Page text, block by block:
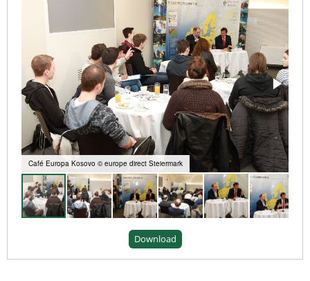
Café Europa Kosovo © europe direct Steiermark
Download